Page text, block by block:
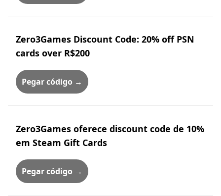
Zero3Games Discount Code: 20% off PSN
cards over R$200
Pegar código →
Zero3Games oferece discount code de 10%
em Steam Gift Cards
Pegar código →